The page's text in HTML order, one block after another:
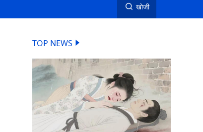
खोजी
TOP NEWS